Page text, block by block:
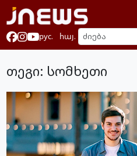
рус. հայ.
თეგი: სომხეთი